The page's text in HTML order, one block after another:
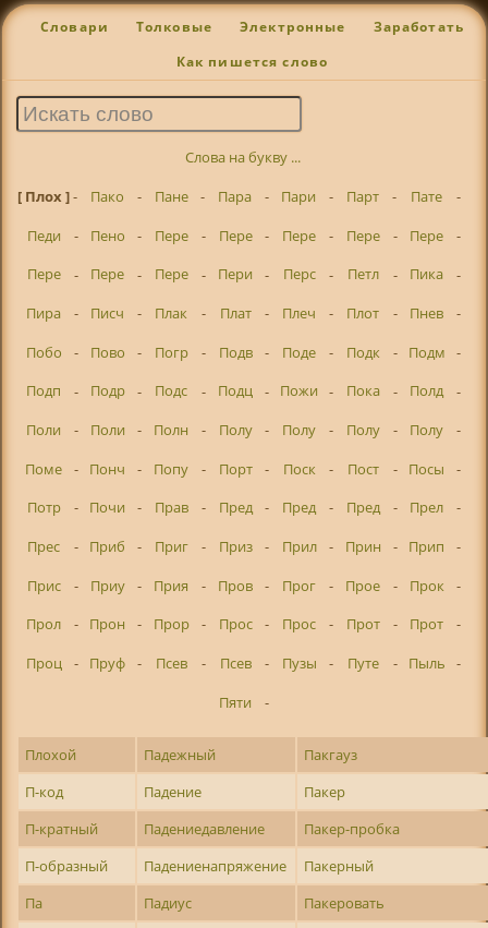
Словари Толковые Электронные Заработать
Как пишется слово
Слова на букву ...
[ Плох ]- Пако - Пане - Пара - Пари - Парт - Пате
-
Педи
- Пено - Пере - Пере - Пере - Пере - Пере
-
Пере
- Пере - Пере - Пери - Перс - Петл - Пика
-
Пира
- Писч - Плак - Плат - Плеч - Плот - Пнев
-
Побо
- Пово - Погр - Подв - Поде - Подк - Подм
-
Подп
- Подр - Подс - Подц - Пожи - Пока - Полд
-
Поли
- Поли - Полн - Полу - Полу - Полу - Полу
-
Поме
- Понч - Попу - Порт - Поск - Пост - Посы
-
Потр
- Почи - Прав - Пред - Пред - Пред - Прел
-
Прес
- Приб - Приг - Приз - Прил - Прин - Прип
-
Прис
- Приу - Прия - Пров - Прог - Прое - Прок
-
Прол
- Прон - Прор - Прос - Прос - Прот - Прот
-
Проц
- Пруф - Псев - Псев - Пузы - Путе - Пыль
-
Пяти
-
Плохой Падежный
Пакгауз
П-код
Падение
Пакер
П-кратный
Падениедавление
Пакер-пробка
П-образный
Падениенапряжение
Пакерный
Па
Падиус
Пакеровать